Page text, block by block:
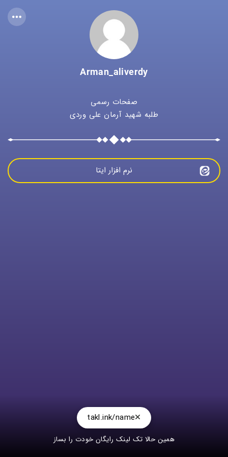
Arman_aliverdy
صفحات رسمی
طلبه شهید آرمان علی وردی
نرم افزار ایتا
takl.ink/name
همین حالا تک لینک رایگان خودت را بساز